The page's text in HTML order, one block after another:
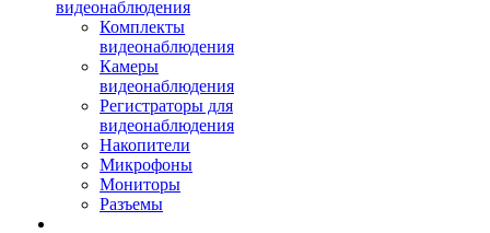
видеонаблюдения
Комплекты
видеонаблюдения
Камеры
видеонаблюдения
Регистраторы для
видеонаблюдения
Накопители
Микрофоны
Мониторы
Разъемы